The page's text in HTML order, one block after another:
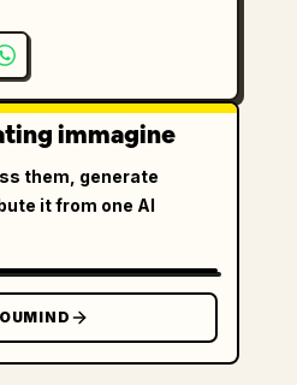
immagine
them, generate
it from one AI